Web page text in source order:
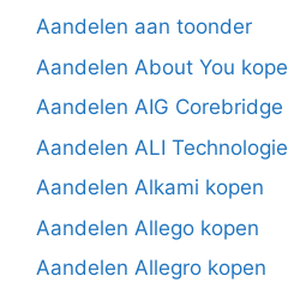
Aandelen aan toonder
Aandelen About You
Aandelen AIG Corebridge
Aandelen ALI
Aandelen Alkami kopen
Aandelen Allego kopen
Aandelen Allegro kopen